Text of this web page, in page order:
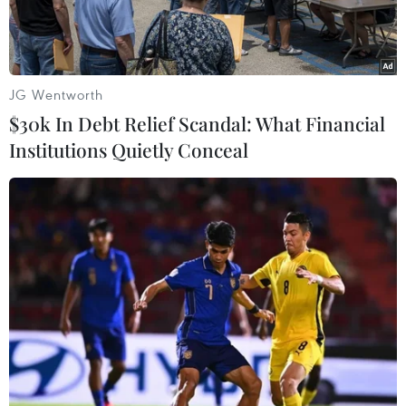
Một phiên họp toàn thể Đại hội đồng Liên hợp quốc.. (Nguồn:
THX/TTXVN)
Đại hội đồng Liên hợp quốc vừa ra nghị quyết
thành lập một cơ quan mới để trợ giúp các quốc
gia thành viên thực thi chiến lược chống khủng
JG Wentworth
$30k In Debt Relief Scandal: What Financial
Institutions Quietly Conceal